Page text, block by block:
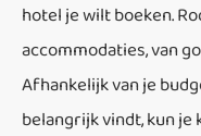
hotel je wilt boeken.
accommodaties, van
Afhankelijk van je
belangrijk vindt, kun